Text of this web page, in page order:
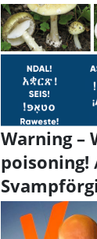
Warning –
poisoning!